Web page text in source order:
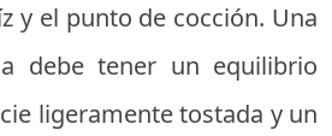
y el punto de cocción. Una
debe tener un equilibrio
ligeramente tostada y un